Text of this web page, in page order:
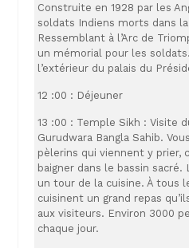
Construite en 1928 par les
soldats Indiens morts dans
Ressemblant à l’Arc de
un mémorial pour les
l’extérieur du palais du
12 :00 : Déjeuner
13 :00 : Temple Sikh : Visite
Gurudwara Bangla Sahib.
pèlerins qui viennent y prier,
baigner dans le bassin
un tour de la cuisine. À tous
cuisinent un grand repas
aux visiteurs. Environ 3000
chaque jour.